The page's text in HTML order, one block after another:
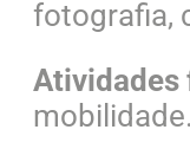
fotografia,
Atividades
mobilidade.